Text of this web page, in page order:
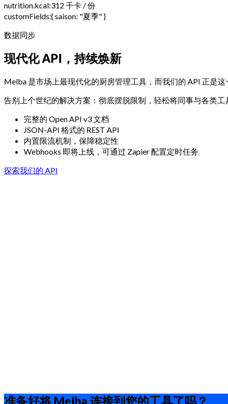
nutrition.kcal:312 千卡 / 份
customFields:{ saison: "夏季" }
数据同步
现代化 API，持续焕新
Melba 是市场上最现代化的厨房管理工具，而我们的 API 正是这
告别上个世纪的解决方案：彻底摆脱限制，轻松将同事与各类工
完整的 Open API v3 文档
JSON-API 格式的 REST API
内置限流机制，保障稳定性
Webhooks 即将上线，可通过 Zapier 配置定时任务
探索我们的 API
准备好将 Melba 连接到您的工具了吗？